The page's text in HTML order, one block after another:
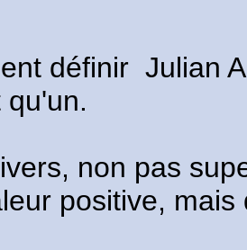
définir Julian
qu'un.
non pas
positive,